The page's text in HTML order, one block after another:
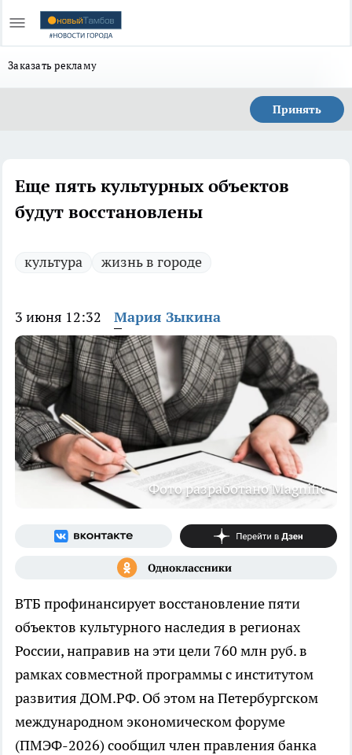
Заказать рекламу
Принять
Еще пять культурных объектов
будут восстановлены
культура жизнь в городе
3 июня 12:32 Мария Зыкина
Фото разработано Magnific
ВТБ профинансирует восстановление пяти
объектов культурного наследия в регионах
России, направив на эти цели 760 млн руб. в
рамках совместной программы с институтом
развития ДОМ.РФ. Об этом на Петербургском
международном экономическом форуме
(ПМЭФ-2026) сообщил член правления банка